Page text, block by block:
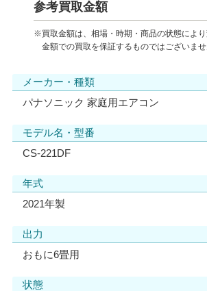
参考買取金額
※買取金額は、相場・時期・商品の状態によ
金額での買取を保証するものではございませ
メーカー・種類
パナソニック 家庭用エアコン
モデル名・型番
CS-221DF
年式
2021年製
出力
おもに6畳用
状態